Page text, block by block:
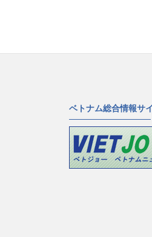
ベトナム総合情報サ